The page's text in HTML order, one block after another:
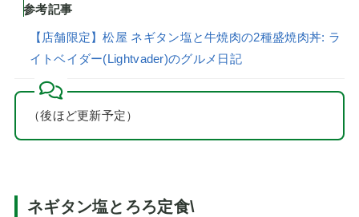
参考記事
【店舗限定】松屋 ネギタン塩と牛焼肉の2種盛焼肉丼: ラ
イトベイダー(Lightvader)のグルメ日記
（後ほど更新予定）
ネギタン塩とろろ定食\